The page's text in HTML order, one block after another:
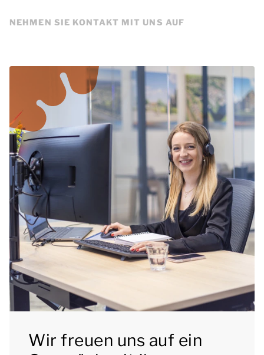
NEHMEN SIE KONTAKT MIT UNS AUF
Wir freuen uns auf ein